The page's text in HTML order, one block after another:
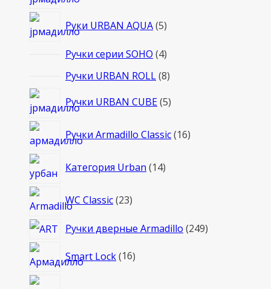
Руки URBAN AQUA 55
Ручки серии SOHO 44
товара
Ручки URBAN ROLL 88
Ручки URBAN CUBE 55
Ручки Armadillo Classic 1616
Категория Urban 1414
WC Classic 2323
Ручки дверные Armadillo 249249
Smart Lock 1616